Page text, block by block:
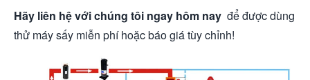
Hãy liên hệ với chúng tôi ngay hôm nay để được dùng
thử máy sấy miễn phí hoặc báo giá tùy chỉnh!